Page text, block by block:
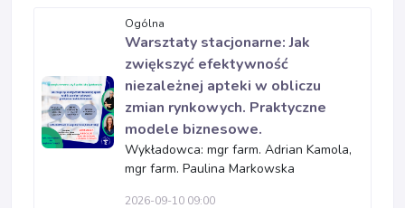
Ogólna
Warsztaty stacjonarne: Jak
zwiększyć efektywność
niezależnej apteki w obliczu
zmian rynkowych. Praktyczne
modele biznesowe.
Wykładowca: mgr farm. Adrian Kamola,
mgr farm. Paulina Markowska
2026-09-10 09:00